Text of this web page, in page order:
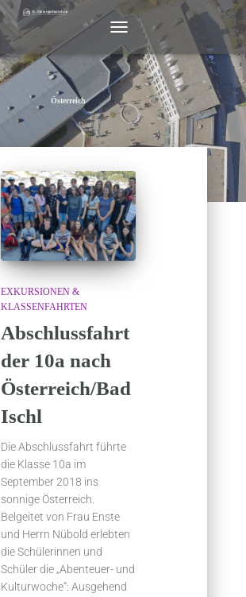
NAVIGATION
UMSCHALTEN
Österreich
EXKURSIONEN &
KLASSENFAHRTEN
Abschlussfahrt
der 10a nach
Österreich/Bad
Ischl
Die Abschlussfahrt führte
die Klasse 10a im
September 2018 ins
sonnige Österreich.
Belgeitet von Frau Enste
und Herrn Nübold erlebten
die Schülerinnen und
Schüler die „Abenteuer- und
Kulturwoche“: Ausgehend